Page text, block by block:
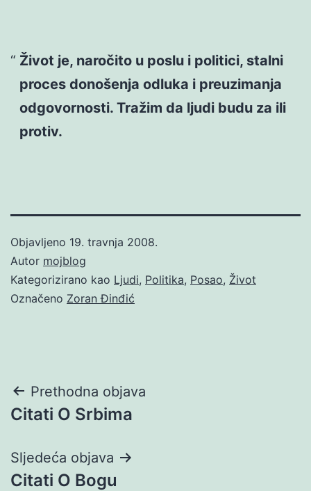
Život je, naročito u poslu i politici, stalni
proces donošenja odluka i preuzimanja
odgovornosti. Tražim da ljudi budu za ili
protiv.
Objavljeno 19. travnja 2008.
Autor mojblog
Kategorizirano kao Ljudi, Politika, Posao, Život
Označeno Zoran Đinđić
Navigacija
objava
Prethodna objava
Citati O Srbima
Sljedeća objava
Citati O Bogu